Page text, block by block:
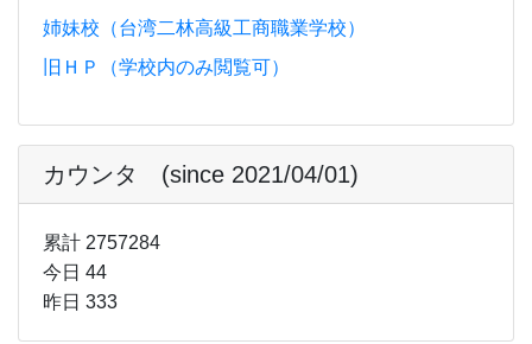
姉妹校（台湾二林高級工商職業学校）
旧ＨＰ（学校内のみ閲覧可）
カウンタ (since 2021/04/01)
累計 2757284
今日 44
昨日 333